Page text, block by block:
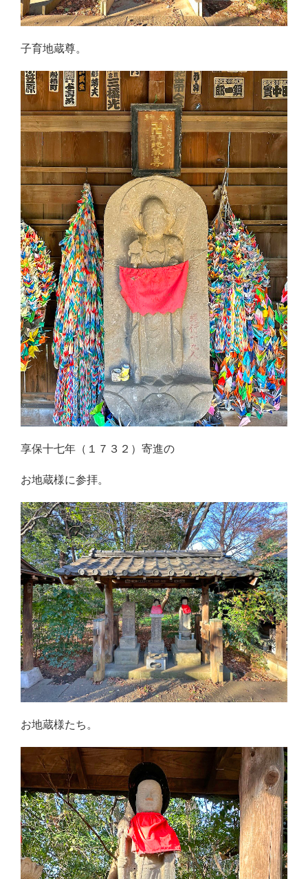
子育地蔵尊。
享保十七年（１７３２）寄進の
お地蔵様に参拝。
お地蔵様たち。